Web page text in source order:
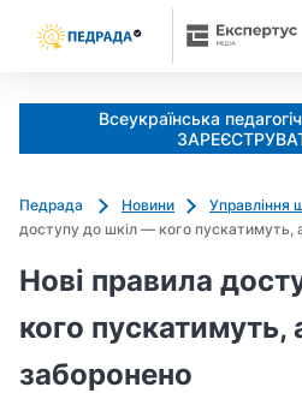
Всеукраїнська
Педрада Новини Управління
доступу до шкіл — кого пускатимуть,
Нові правила
кого пускатимуть,
заборонено